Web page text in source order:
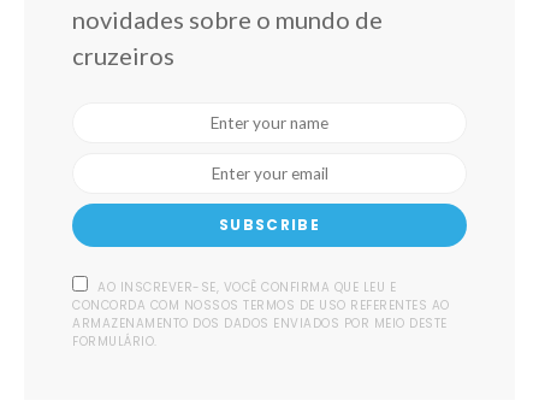
novidades sobre o mundo de
cruzeiros
SUBSCRIBE
AO INSCREVER-SE, VOCÊ CONFIRMA QUE LEU E
CONCORDA COM NOSSOS TERMOS DE USO REFERENTES AO
ARMAZENAMENTO DOS DADOS ENVIADOS POR MEIO DESTE
FORMULÁRIO.